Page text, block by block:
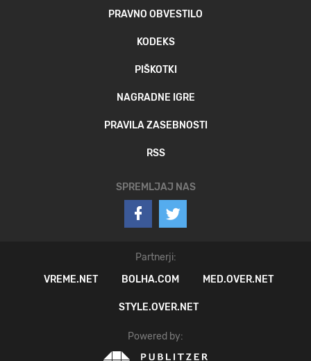
PRAVNO OBVESTILO
KODEKS
PIŠKOTKI
NAGRADNE IGRE
PRAVILA ZASEBNOSTI
RSS
SPREMLJAJ NAS
Partnerji:
VREME.NET
BOLHA.COM MED.OVER.NET
STYLE.OVER.NET
Powered by: